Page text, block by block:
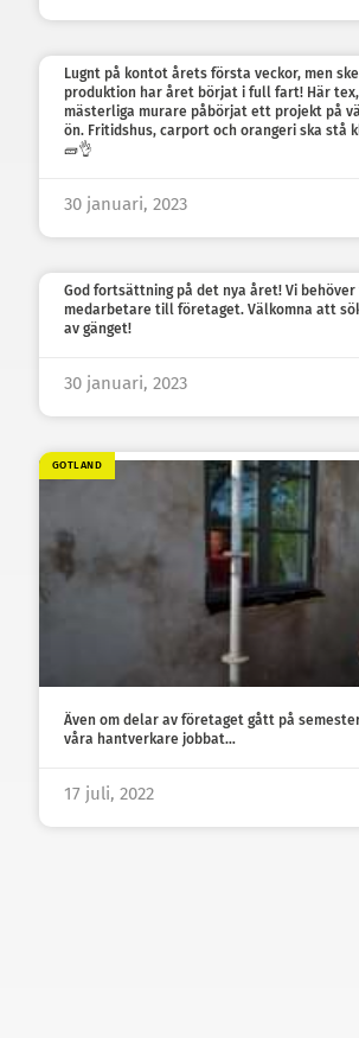
Lugnt på kontot årets första veckor, men
produktion har året börjat i full fart! Här
mästerliga murare påbörjat ett projekt på
ön. Fritidshus, carport och orangeri ska stå
🧱👌
30 januari, 2023
God fortsättning på det nya året! Vi
medarbetare till företaget. Välkomna att
av gänget!
30 januari, 2023
GOTLAND
Även om delar av företaget gått på
våra hantverkare jobbat…
17 juli, 2022